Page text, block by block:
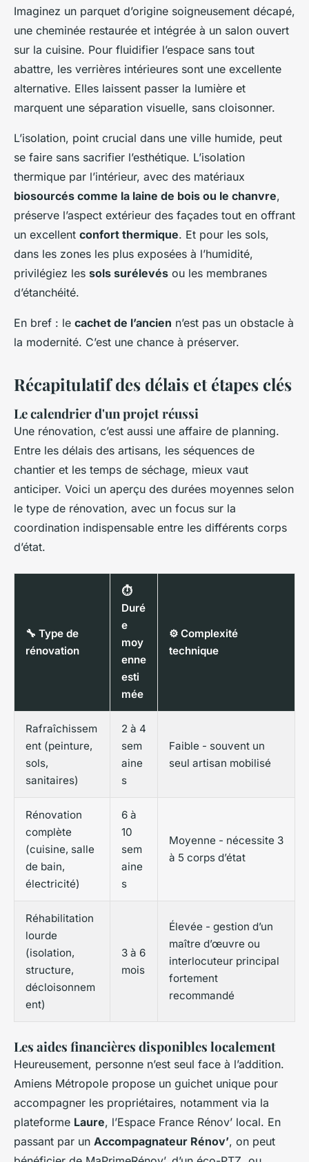
Imaginez un parquet d’origine soigneusement décapé,
une cheminée restaurée et intégrée à un salon ouvert
sur la cuisine. Pour fluidifier l’espace sans tout
abattre, les verrières intérieures sont une excellente
alternative. Elles laissent passer la lumière et
marquent une séparation visuelle, sans cloisonner.
L’isolation, point crucial dans une ville humide, peut
se faire sans sacrifier l’esthétique. L’isolation
thermique par l’intérieur, avec des matériaux
biosourcés comme la laine de bois ou le chanvre,
préserve l’aspect extérieur des façades tout en offrant
un excellent confort thermique. Et pour les sols,
dans les zones les plus exposées à l’humidité,
privilégiez les sols surélevés ou les membranes
d’étanchéité.
En bref : le cachet de l’ancien n’est pas un obstacle à
la modernité. C’est une chance à préserver.
Récapitulatif des délais et étapes clés
Le calendrier d'un projet réussi
Une rénovation, c’est aussi une affaire de planning.
Entre les délais des artisans, les séquences de
chantier et les temps de séchage, mieux vaut
anticiper. Voici un aperçu des durées moyennes selon
le type de rénovation, avec un focus sur la
coordination indispensable entre les différents corps
d’état.
🔧 Type de
rénovation
⏱️
Duré
e
moy
enne
esti
mée
⚙️ Complexité
technique
Rafraîchissem
ent (peinture,
sols,
sanitaires)
2 à 4
sem
aine
s
Faible - souvent un
seul artisan mobilisé
Rénovation
complète
(cuisine, salle
de bain,
électricité)
6 à
10
sem
aine
s
Moyenne - nécessite 3
à 5 corps d’état
Réhabilitation
lourde
(isolation,
structure,
décloisonnem
ent)
3 à 6
mois
Élevée - gestion d’un
maître d’œuvre ou
interlocuteur principal
fortement
recommandé
Les aides financières disponibles localement
Heureusement, personne n’est seul face à l’addition.
Amiens Métropole propose un guichet unique pour
accompagner les propriétaires, notamment via la
plateforme Laure, l’Espace France Rénov’ local. En
passant par un Accompagnateur Rénov’, on peut